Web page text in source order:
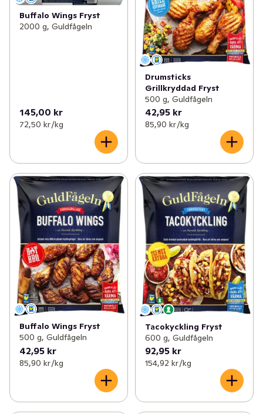
Buffalo Wings Fryst
2000 g, Guldfågeln
145,00 kr
72,50 kr /kg
Drumsticks
Grillkryddad Fryst
500 g, Guldfågeln
42,95 kr
85,90 kr /kg
Buffalo Wings Fryst
500 g, Guldfågeln
42,95 kr
85,90 kr /kg
Tacokyckling Fryst
600 g, Guldfågeln
92,95 kr
154,92 kr /kg